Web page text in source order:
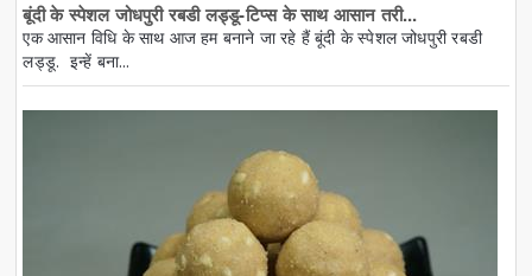
बूंदी के स्पेशल जोधपुरी रबडी लड्डू-टिप्स के साथ आसान तरी...
एक आसान विधि के साथ आज हम बनाने जा रहे हैं बूंदी के स्पेशल जोधपुरी रबडी
लड्डू. इन्हें बना...